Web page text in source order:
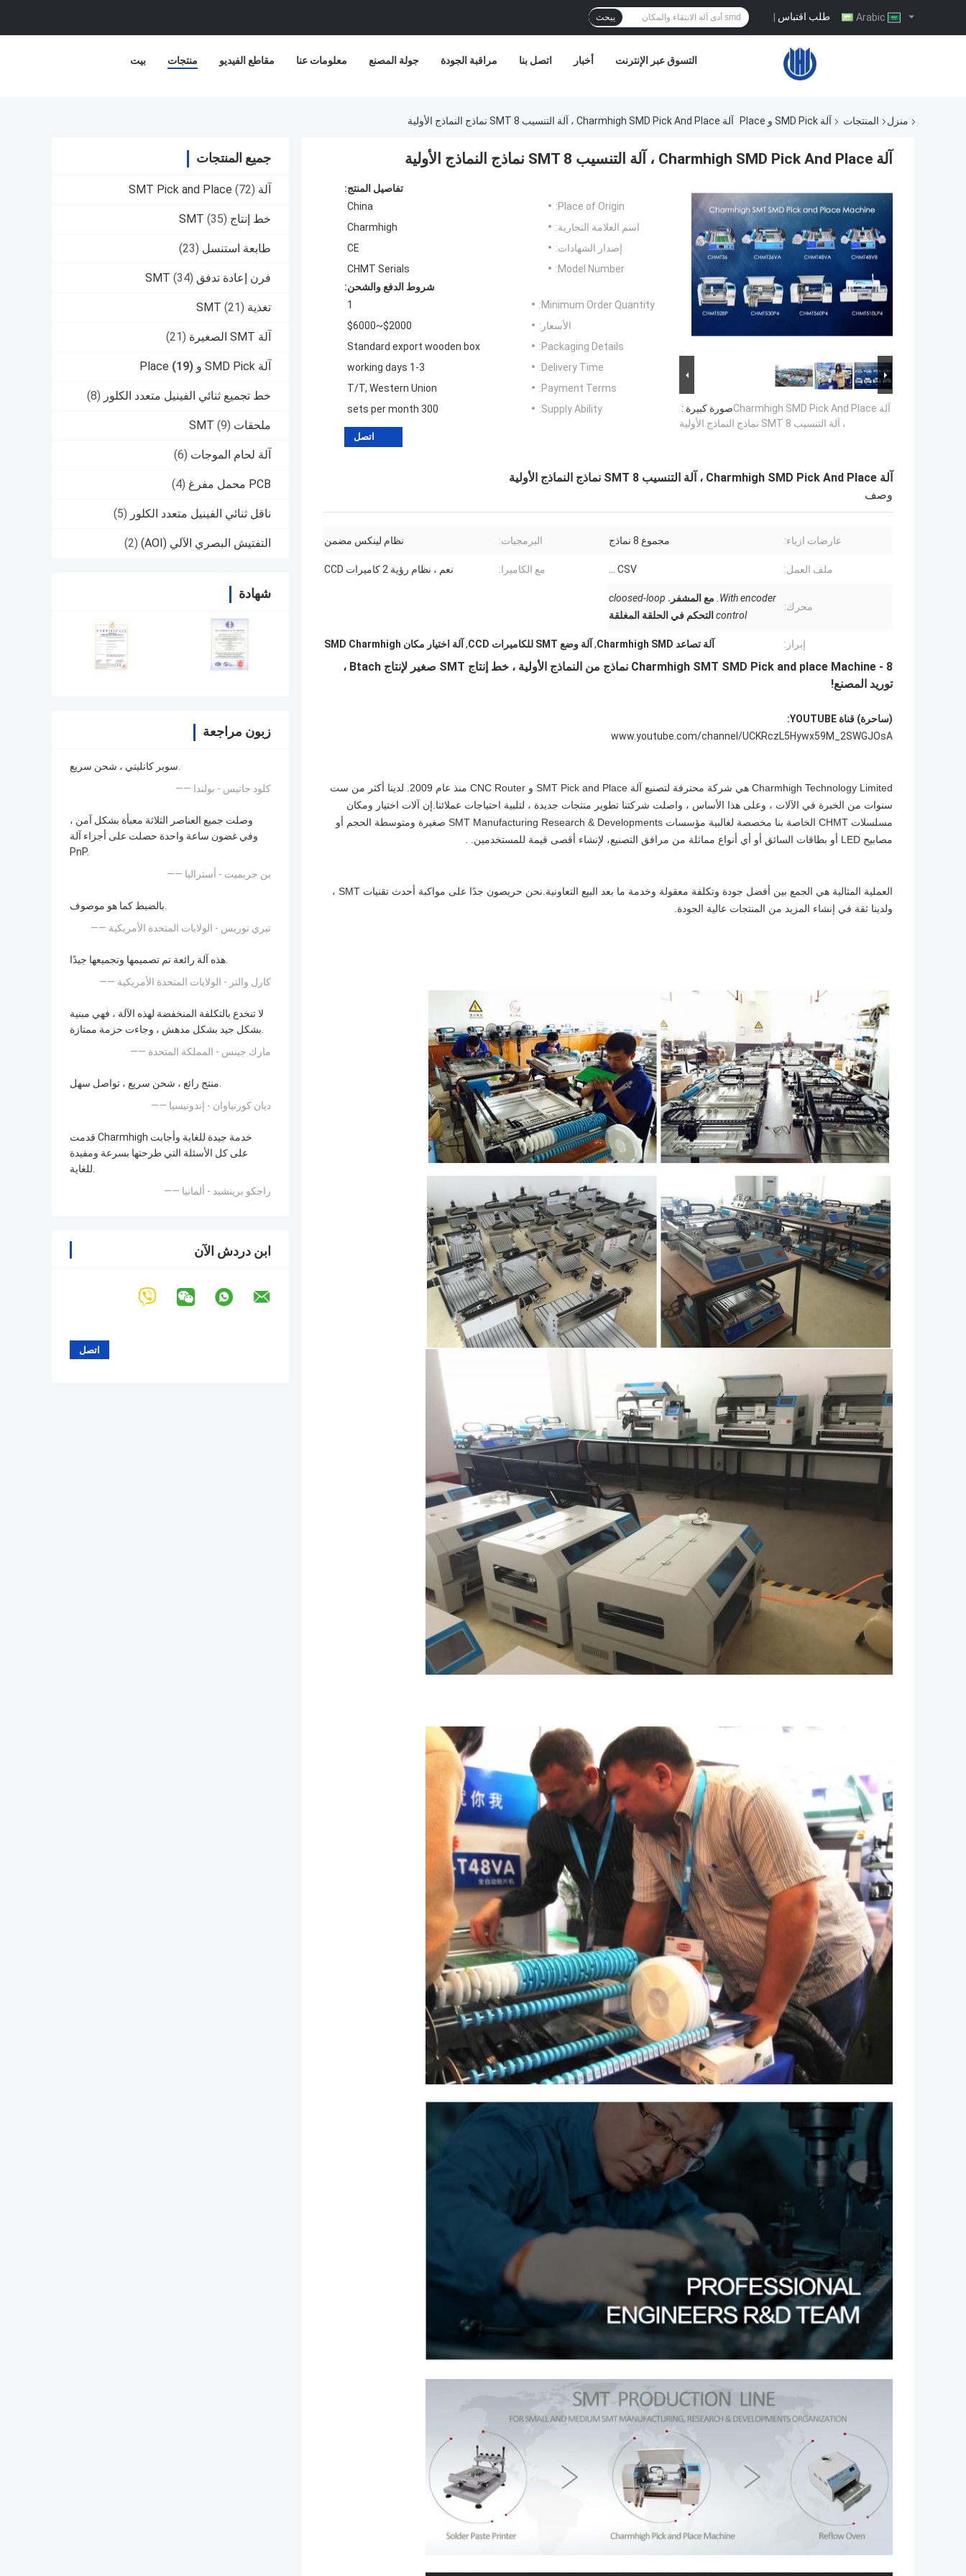
طلب اقتباس | يبحث
بيت منتجات مقاطع الفيديو معلومات عنا جولة المصنع مراقبة الجودة اتصل بنا أخبار التسوق عبر الإنترنت
منزل المنتجات آلة SMD Pick و Place آلة Charmhigh SMD Pick And Place ، آلة التنسيب SMT 8 نماذج النماذج الأولية
جميع المنتجات
آلة SMT Pick and Place (72)
خط إنتاج SMT (35)
طابعة استنسل (23)
فرن إعادة تدفق SMT (34)
تغذية SMT (21)
آلة SMT الصغيرة (21)
آلة SMD Pick و Place (19)
خط تجميع ثنائي الفينيل متعدد الكلور (8)
ملحقات SMT (9)
آلة لحام الموجات (6)
PCB محمل مفرغ (4)
ناقل ثنائي الفينيل متعدد الكلور (5)
التفتيش البصري الآلي (AOI) (2)
شهادة
زبون مراجعة
سوبر كانليتي ، شحن سريع.
—— كلود جاتيس - بولندا
وصلت جميع العناصر الثلاثة معبأة بشكل آمن ،
وفي غضون ساعة واحدة حصلت على أجزاء آلة
PnP.
—— بن جريميت - أستراليا
بالضبط كما هو موصوف.
—— تيري توريس - الولايات المتحدة الأمريكية
هذه آلة رائعة تم تصميمها وتجميعها جيدًا.
—— كارل والتر - الولايات المتحدة الأمريكية
لا تنخدع بالتكلفة المنخفضة لهذه الآلة ، فهي مبنية
بشكل جيد بشكل مدهش ، وجاءت حزمة ممتازة.
—— مارك جينس - المملكة المتحدة
منتج رائع ، شحن سريع ، تواصل سهل.
—— ديان كورنياوان - إندونيسيا
قدمت Charmhigh خدمة جيدة للغاية وأجابت
على كل الأسئلة التي طرحتها بسرعة ومفيدة
للغاية.
—— راجكو برينشيد - ألمانيا
ابن دردش الآن
آلة Charmhigh SMD Pick And Place ، آلة التنسيب SMT 8 نماذج النماذج الأولية
صورة كبيرة :آلة Charmhigh SMD Pick And Place
، آلة التنسيب SMT 8 نماذج النماذج الأولية
تفاصيل المنتج:
Place of Origin:
China
اسم العلامة التجارية:
Charmhigh
إصدار الشهادات:
CE
Model Number:
CHMT Serials
شروط الدفع والشحن:
Minimum Order Quantity:
1
الأسعار:
$2000~$6000
Packaging Details:
Standard export wooden box
Delivery Time:
1-3 working days
Payment Terms:
T/T, Western Union
Supply Ability:
300 sets per month
اتصل
آلة Charmhigh SMD Pick And Place ، آلة التنسيب SMT 8 نماذج النماذج الأولية
وصف
عارضات ازياء: مجموع 8 نماذج البرمجيات: نظام لينكس مضمن
ملف العمل: CSV ... مع الكاميرا: نعم ، نظام رؤية 2 كاميرات CCD
محرك:
With encoder. مع المشفر. cloosed-loop
control التحكم في الحلقة المغلقة
إبراز: آلة تصاعد Charmhigh SMD , آلة وضع SMT للكاميرات CCD , آلة اختيار مكان SMD Charmhigh
Charmhigh SMT SMD Pick and place Machine - 8 نماذج من النماذج الأولية ، خط إنتاج SMT صغير لإنتاج Btach ،
توريد المصنع!
(ساحرة) قناة YOUTUBE:
www.youtube.com/channel/UCKRczL5Hywx59M_2SWGJOsA
Charmhigh Technology Limited هي شركة محترفة لتصنيع آلة SMT Pick and Place و CNC Router منذ عام 2009. لدينا أكثر من ست
سنوات من الخبرة في الآلات ، وعلى هذا الأساس ، واصلت شركتنا تطوير منتجات جديدة ، لتلبية احتياجات عملائنا.إن آلات اختيار ومكان
مسلسلات CHMT الخاصة بنا مخصصة لغالبية مؤسسات SMT Manufacturing Research & Developments صغيرة ومتوسطة الحجم أو
مصابيح LED أو بطاقات السائق أو أي أنواع مماثلة من مرافق التصنيع
، لإنشاء أقصى قيمة للمستخدمين. .
العملية المثالية هي الجمع بين أفضل جودة وتكلفة معقولة وخدمة ما بعد البيع التعاونية.نحن حريصون جدًا على مواكبة أحدث تقنيات SMT ،
ولدينا ثقة في إنشاء المزيد من المنتجات عالية الجودة.